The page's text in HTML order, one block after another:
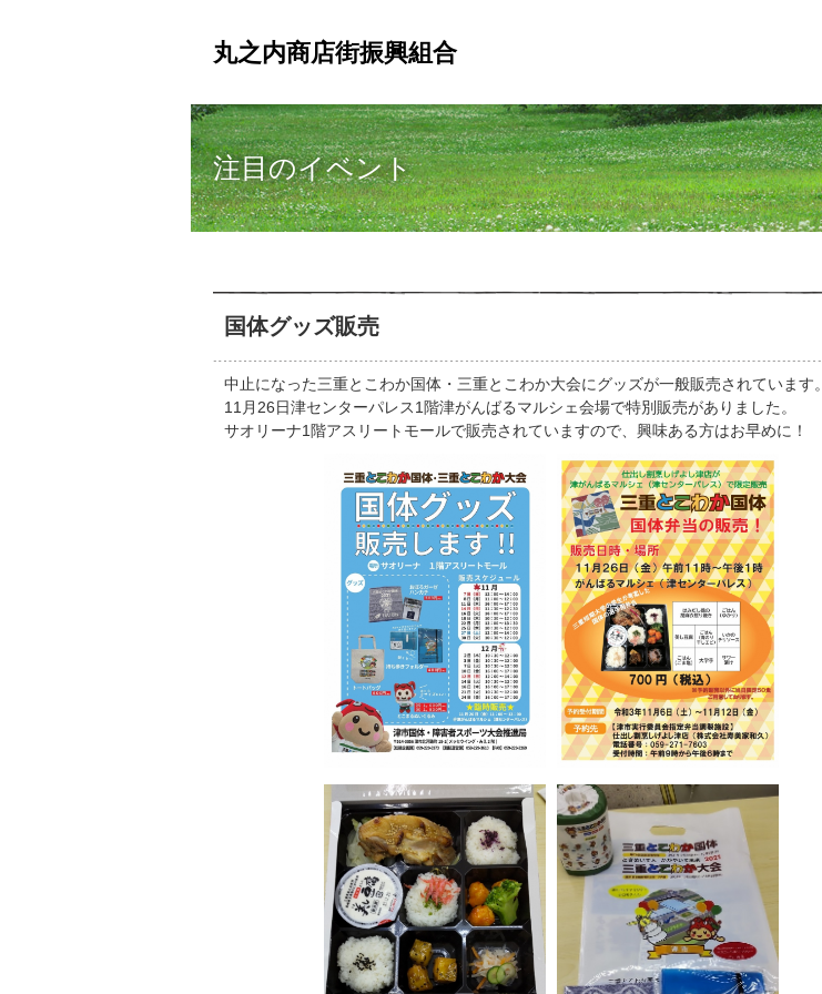
丸之内商店街振興組合
注目のイベント
国体グッズ販売
中止になった三重とこわか国体・三重とこわか大会にグッズが一般販売されています。
11月26日津センターパレス1階津がんばるマルシェ会場で特別販売がありました。
サオリーナ1階アスリートモールで販売されていますので、興味ある方はお早めに！